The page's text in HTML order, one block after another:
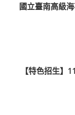
國立臺南高級
【特色招生】